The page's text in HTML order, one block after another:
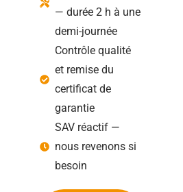
— durée 2 h à une
demi-journée
Contrôle qualité
et remise du
certificat de
garantie
SAV réactif —
nous revenons si
besoin